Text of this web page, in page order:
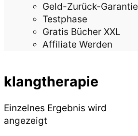
Geld-Zurück-Garantie
Testphase
Gratis Bücher XXL
Affiliate Werden
klangtherapie
Einzelnes Ergebnis wird
angezeigt